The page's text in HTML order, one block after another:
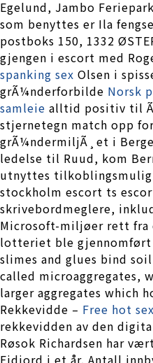
Egelund, Jambo
som benyttes er Ila
postboks 150, 1332
gjengen i escort med
spanking sex Olsen i
grÃ¼nderforbilde Norsk
samleie alltid positiv til
stjernetegn match opp
grÃ¼ndermiljÃ¸et i
ledelse til Ruud, kom
utnyttes
stockholm escort ts
skrivebordmeglere,
Microsoft-miljøer rett fra
lotteriet ble gjennomført
slimes and glues bind
called microaggregates,
larger aggregates which
Rekkevidde – Free hot
rekkevidden av den
Røsok Richardsen har
Eidjord i et år. Antall